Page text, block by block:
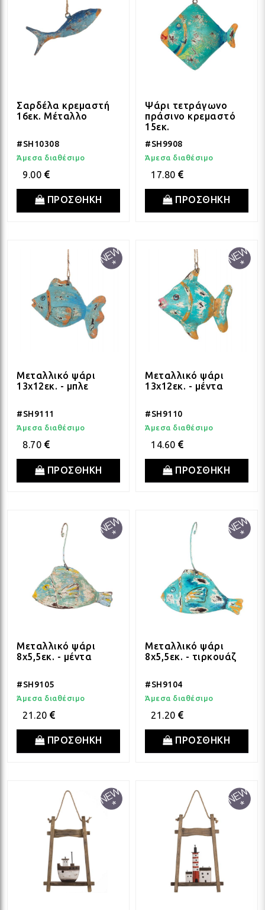
Σαρδέλα κρεμαστή
16εκ. Μέταλλο
#SH10308
Άμεσα διαθέσιμο
9.00
ΠΡΟΣΘΗΚΗ
Ψάρι τετράγωνο
πράσινο κρεμαστό
15εκ.
#SH9908
Άμεσα διαθέσιμο
17.80
ΠΡΟΣΘΗΚΗ
Μεταλλικό ψάρι
13x12εκ. - μπλε
#SH9111
Άμεσα διαθέσιμο
8.70
ΠΡΟΣΘΗΚΗ
Μεταλλικό ψάρι
13x12εκ. - μέντα
#SH9110
Άμεσα διαθέσιμο
14.60
ΠΡΟΣΘΗΚΗ
Μεταλλικό ψάρι
8x5,5εκ. - μέντα
#SH9105
Άμεσα διαθέσιμο
21.20
ΠΡΟΣΘΗΚΗ
Μεταλλικό ψάρι
8x5,5εκ. - τιρκουάζ
#SH9104
Άμεσα διαθέσιμο
21.20
ΠΡΟΣΘΗΚΗ